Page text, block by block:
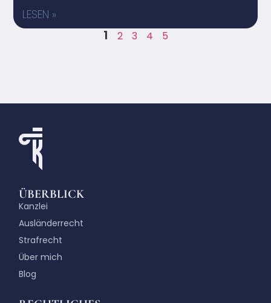
LESEN »
1 2 3 4 5
ÜBERBLICK
Kanzlei
Ausländerrecht
Strafrecht
Über mich
Blog